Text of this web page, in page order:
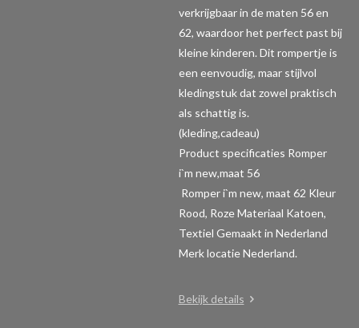
verkrijgbaar in de maten 56 en
62, waardoor het perfect past bij
kleine kinderen. Dit rompertje is
een eenvoudig, maar stijlvol
kledingstuk dat zowel praktisch
als schattig is.
(kleding,cadeau)
Product specificaties Romper
i`m new,maat 56
Romper i`m new, maat 62 Kleur
Rood, Roze Materiaal Katoen,
Textiel Gemaakt in Nederland
Merk locatie Nederland.
Bekijk details